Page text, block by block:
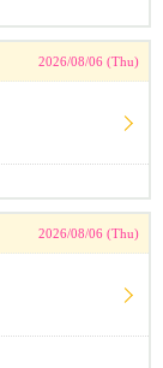
2026/08/06 (Thu)
2026/08/06 (Thu)